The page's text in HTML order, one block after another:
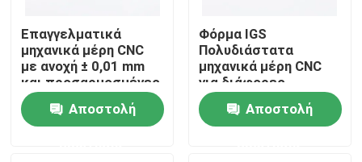
Σπίτι
Προϊόντα
Επαγγελματικά
μηχανικά μέρη CNC
με ανοχή ± 0,01 mm
και προσαρμοσμένες
λύσεις επίστρωσης
Αποστολή
Φόρμα IGS
Πολυδιάστατα
μηχανικά μέρη CNC
για διάφορες
διαδικασίες
κατασκευής OEM
ODM
Αποστολή